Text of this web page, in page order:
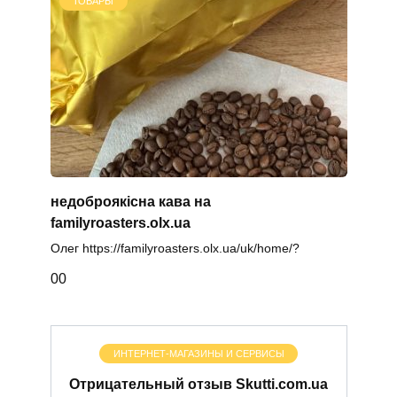
недоброякісна кава на
familyroasters.olx.ua
Олег https://familyroasters.olx.ua/uk/home/?
00
ИНТЕРНЕТ-МАГАЗИНЫ И СЕРВИСЫ
Отрицательный отзыв Skutti.com.ua